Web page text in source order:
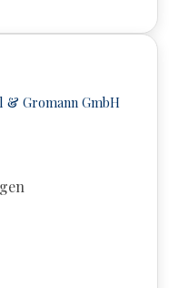
& Gromann GmbH